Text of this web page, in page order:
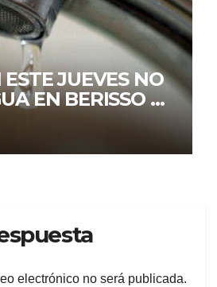
JUEVES NO
EN BERISSO NI
electrónico no será publicada.